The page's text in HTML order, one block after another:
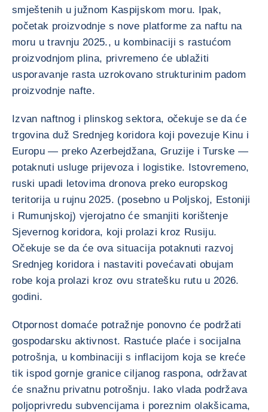
smještenih u južnom Kaspijskom moru. Ipak,
početak proizvodnje s nove platforme za naftu na
moru u travnju 2025., u kombinaciji s rastućom
proizvodnjom plina, privremeno će ublažiti
usporavanje rasta uzrokovano strukturinim padom
proizvodnje nafte.
Izvan naftnog i plinskog sektora, očekuje se da će
trgovina duž Srednjeg koridora koji povezuje Kinu i
Europu — preko Azerbejdžana, Gruzije i Turske —
potaknuti usluge prijevoza i logistike. Istovremeno,
ruski upadi letovima dronova preko europskog
teritorija u rujnu 2025. (posebno u Poljskoj, Estoniji
i Rumunjskoj) vjerojatno će smanjiti korištenje
Sjevernog koridora, koji prolazi kroz Rusiju.
Očekuje se da će ova situacija potaknuti razvoj
Srednjeg koridora i nastaviti povećavati obujam
robe koja prolazi kroz ovu stratešku rutu u 2026.
godini.
Otpornost domaće potražnje ponovno će podržati
gospodarsku aktivnost. Rastuće plaće i socijalna
potrošnja, u kombinaciji s inflacijom koja se kreće
tik ispod gornje granice ciljanog raspona, održavat
će snažnu privatnu potrošnju. Iako vlada podržava
poljoprivredu subvencijama i poreznim olakšicama,